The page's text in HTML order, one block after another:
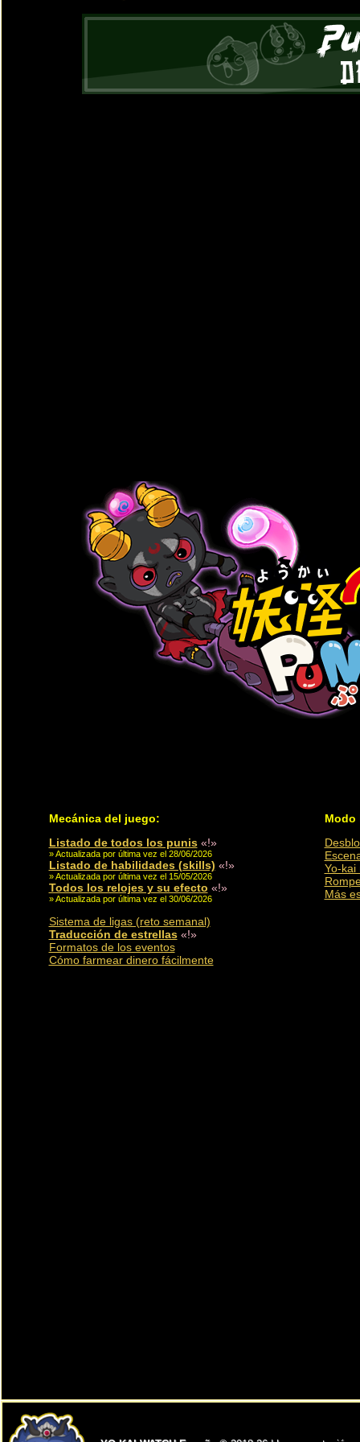
Mecánica del juego:
Listado de todos los punis «!»
» Actualizada por última vez el 28/06/2026
Listado de habilidades (skills) «!»
» Actualizada por última vez el 15/05/2026
Todos los relojes y su efecto «!»
» Actualizada por última vez el 30/06/2026
Sistema de ligas (reto semanal)
Traducción de estrellas «!»
Formatos de los eventos
Cómo farmear dinero fácilmente
Modo
Yo-kai
Más